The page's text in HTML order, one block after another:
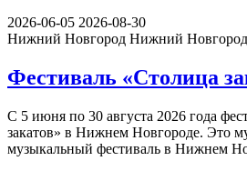
2026-06-05 2026-08-30
Нижний Новгород Нижний Новгород
Фестиваль «Столица
С 5 июня по 30 августа 2026 года
закатов» в Нижнем Новгороде. Это
музыкальный фестиваль в Нижнем